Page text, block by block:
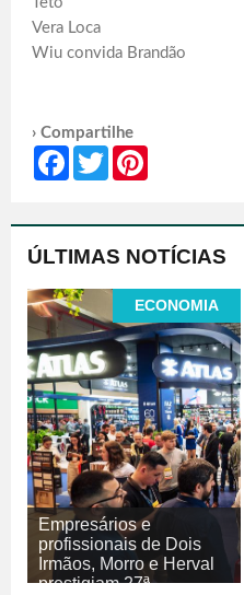
Vera Loca
Wiu convida Brandão
› Compartilhe
FacebookTwitter
ÚLTIMAS NOTÍCIAS
ECONOMIA
Empresários e
profissionais de Dois
Irmãos, Morro e Herval
prestigiam 27ª